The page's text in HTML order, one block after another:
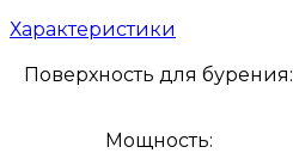
Характеристики
Поверхность для бурения:
Мощность: